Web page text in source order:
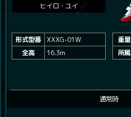
ヒイロ・ユイ
形式型番
XXXG-01W
全高
16.3m
重量
所属
通常時